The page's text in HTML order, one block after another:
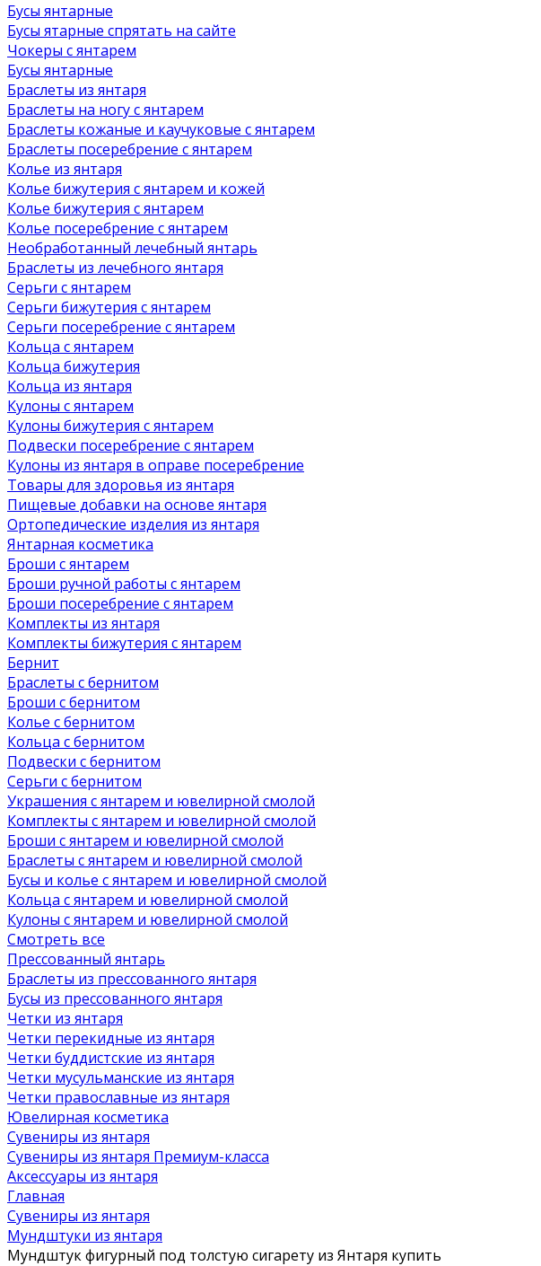
Бусы янтарные
Бусы ятарные спрятать на сайте
Чокеры с янтарем
Бусы янтарные
Браслеты из янтаря
Браслеты на ногу с янтарем
Браслеты кожаные и каучуковые с янтарем
Браслеты посеребрение с янтарем
Колье из янтаря
Колье бижутерия с янтарем и кожей
Колье бижутерия с янтарем
Колье посеребрение с янтарем
Необработанный лечебный янтарь
Браслеты из лечебного янтаря
Серьги с янтарем
Серьги бижутерия с янтарем
Серьги посеребрение с янтарем
Кольца с янтарем
Кольца бижутерия
Кольца из янтаря
Кулоны с янтарем
Кулоны бижутерия с янтарем
Подвески посеребрение с янтарем
Кулоны из янтаря в оправе посеребрение
Товары для здоровья из янтаря
Пищевые добавки на основе янтаря
Ортопедические изделия из янтаря
Янтарная косметика
Броши с янтарем
Броши ручной работы с янтарем
Броши посеребрение с янтарем
Комплекты из янтаря
Комплекты бижутерия с янтарем
Бернит
Браслеты с бернитом
Броши с бернитом
Колье с бернитом
Кольца с бернитом
Подвески с бернитом
Серьги с бернитом
Украшения с янтарем и ювелирной смолой
Комплекты с янтарем и ювелирной смолой
Броши с янтарем и ювелирной смолой
Браслеты с янтарем и ювелирной смолой
Бусы и колье с янтарем и ювелирной смолой
Кольца с янтарем и ювелирной смолой
Кулоны с янтарем и ювелирной смолой
Смотреть все
Прессованный янтарь
Браслеты из прессованного янтаря
Бусы из прессованного янтаря
Четки из янтаря
Четки перекидные из янтаря
Четки буддистские из янтаря
Четки мусульманские из янтаря
Четки православные из янтаря
Ювелирная косметика
Сувениры из янтаря
Сувениры из янтаря Премиум-класса
Аксессуары из янтаря
Главная
Сувениры из янтаря
Мундштуки из янтаря
Мундштук фигурный под толстую сигарету из Янтаря купить